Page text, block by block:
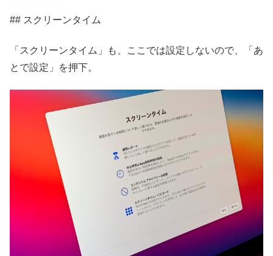
## スクリーンタイム
「スクリーンタイム」も、ここでは設定しないので、「あ
とで設定」を押下。